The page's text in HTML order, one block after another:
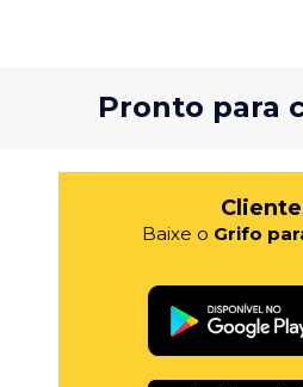
Pronto para
Baixe o Grifo